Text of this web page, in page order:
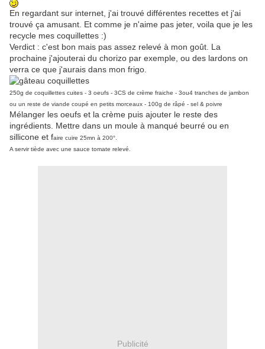
En regardant sur internet, j'ai trouvé différentes recettes et j'ai
trouvé ça amusant. Et comme je n'aime pas jeter, voila que je les
recycle mes coquillettes :)
Verdict : c'est bon mais pas assez relevé à mon goût. La
prochaine j'ajouterai du chorizo par exemple, ou des lardons on
verra ce que j'aurais dans mon frigo.
250g de coquillettes cuites - 3 oeufs - 3CS de crème fraiche - 3ou4 tranches de jambon
ou un reste de viande coupé en petits morceaux - 100g de râpé - sel & poivre
Mélanger les oeufs et la crème puis ajouter le reste des
ingrédients. Mettre dans un moule à manqué beurré ou en
sillicone et faire cuire 25mn à 200°.
A servir tiède avec une sauce tomate relevé.
Publicité